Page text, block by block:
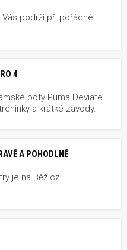
Vás podrží při pořádné
4
boty Puma Deviate
a krátké závody.
A POHODLNĚ
je na Běž.cz